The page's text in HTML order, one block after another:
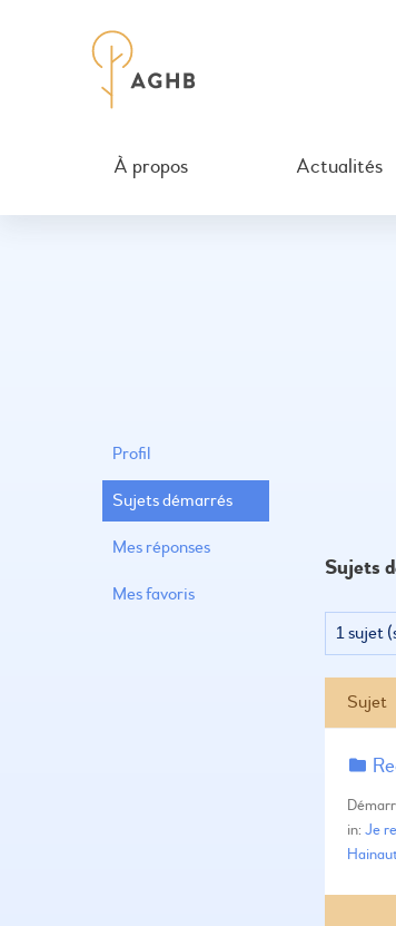
À propos Actualités
Profil
Sujets démarrés
Mes réponses
Mes favoris
Sujets
1 sujet
Sujet
in: Je